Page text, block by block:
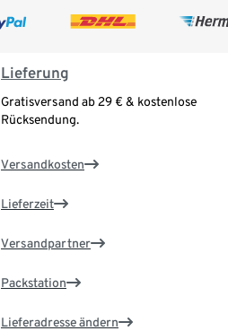
Lieferung
Gratisversand ab 29 € & kostenlose
Rücksendung.
Versandkosten
Lieferzeit
Versandpartner
Packstation
Lieferadresse ändern